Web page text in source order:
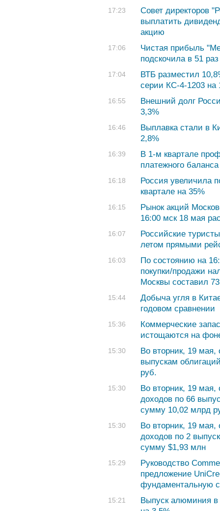
17:23
Совет директоров
выплатить
акцию
17:06
Чистая прибыль
подскочила в 51 раз
17:04
ВТБ разместил
серии КС-4-1203 на
16:55
Внешний долг
3,3%
16:46
Выплавка стали в
2,8%
16:39
В 1-м квартале
платежного
16:18
Россия увеличила
квартале на 35%
16:15
Рынок акций
16:00 мск 18 мая
16:07
Российские
летом прямыми
16:03
По состоянию на
покупки/продажи
Москвы составил
15:44
Добыча угля в
годовом сравнении
15:36
Коммерческие
истощаются на
15:30
Во вторник, 19
выпускам
руб.
15:30
Во вторник, 19
доходов по 66
сумму 10,02 млрд
15:30
Во вторник, 19
доходов по 2
сумму $1,93 млн
15:29
Руководство
предложение
фундаментальную
15:21
Выпуск алюминия в